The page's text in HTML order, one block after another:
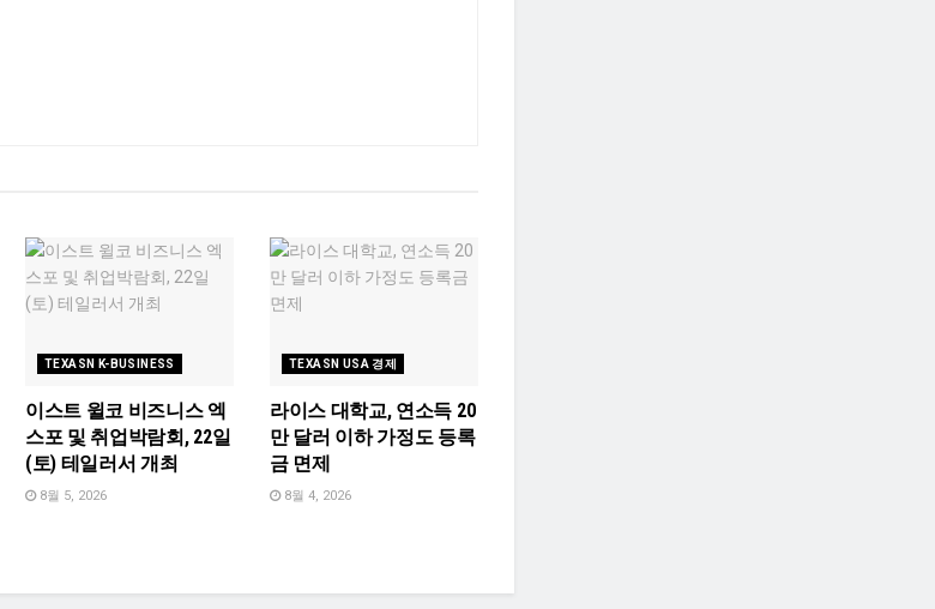
TEXASN K-BUSINESS
이스트 윌코 비즈니스 엑
스포 및 취업박람회, 22일
(토) 테일러서 개최
8월 5, 2026
TEXASN USA 경제
라이스 대학교, 연소득 20
만 달러 이하 가정도 등록
금 면제
8월 4, 2026